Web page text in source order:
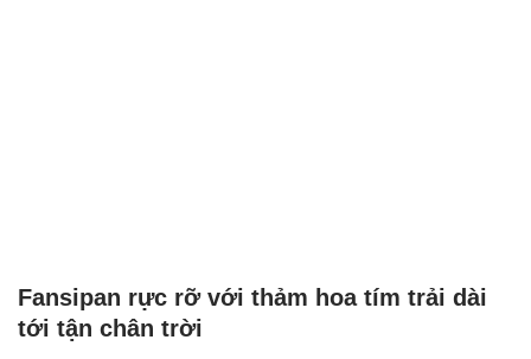
Fansipan rực rỡ với thảm hoa tím trải dài
tới tận chân trời